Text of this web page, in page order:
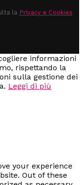
la Privacy e Cookies
informazioni
rispettando la
sulla gestione dei
Leggi di più
your experience
Out of these